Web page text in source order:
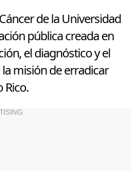
de la Universidad
pública creada en
el diagnóstico y el
misión de erradicar
Rico.